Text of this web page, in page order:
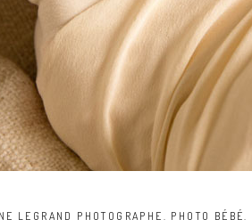
LEGRAND PHOTOGRAPHE , PHOTO BÉBÉ,